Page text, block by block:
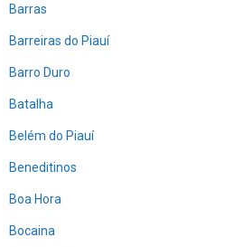
Barras
Barreiras do Piauí
Barro Duro
Batalha
Belém do Piauí
Beneditinos
Boa Hora
Bocaina